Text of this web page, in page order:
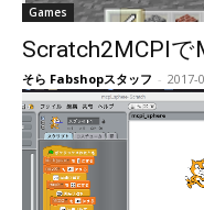
Games
Scratch2MCPI
そら Fabshopスタッフ - 2017-